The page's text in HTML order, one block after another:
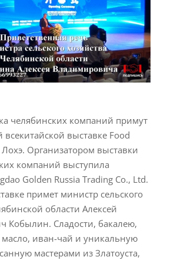
челябинских компаний примут
всекитайской выставке Food
Лохэ. Организатором выставки
компаний выступила
Golden Russia Trading Co., Ltd.
примет министр сельского
области Алексей
Кобылин. Сладости, бакалею,
масло, иван-чай и уникальную
мастерами из Златоуста,